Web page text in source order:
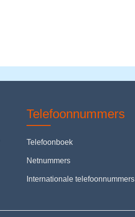
Telefoonnummers
Telefoonboek
Netnummers
Internationale telefoonnummers